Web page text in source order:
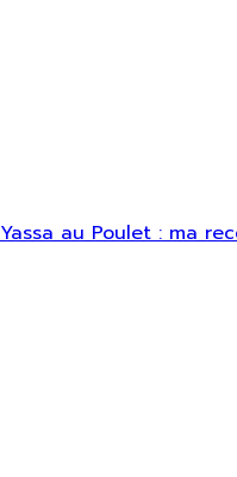
Yassa au Poulet : ma